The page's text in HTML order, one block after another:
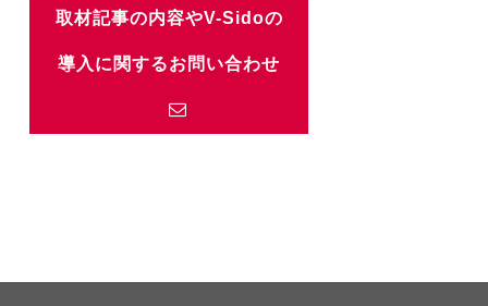
取材記事の内容やV-Sidoの
導入に関するお問い合わせ